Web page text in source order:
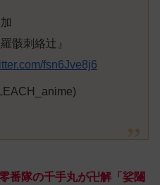
骸刺絡辻』
fsn6Jve8j6
番隊の千手丸が卍解「娑闥